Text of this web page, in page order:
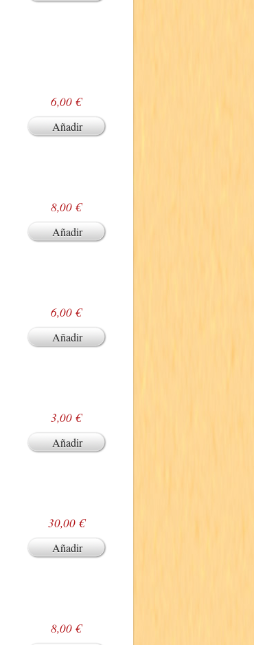
6,00 €
Añadir
8,00 €
Añadir
6,00 €
Añadir
3,00 €
Añadir
30,00 €
Añadir
8,00 €